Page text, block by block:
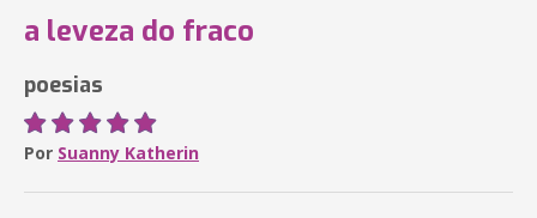
a leveza do fraco
poesias
Por Suanny Katherin